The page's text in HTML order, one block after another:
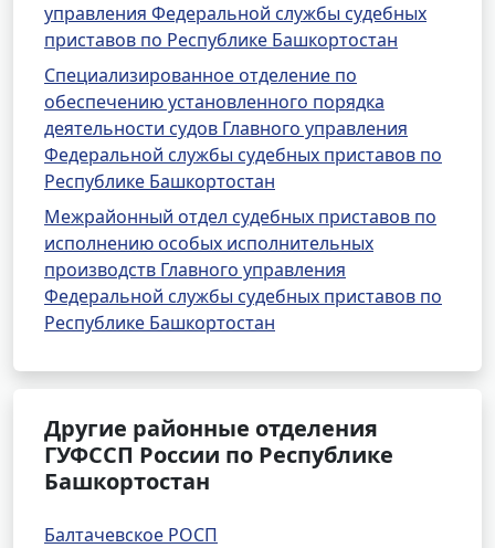
управления Федеральной службы судебных
приставов по Республике Башкортостан
Специализированное отделение по
обеспечению установленного порядка
деятельности судов Главного управления
Федеральной службы судебных приставов по
Республике Башкортостан
Межрайонный отдел судебных приставов по
исполнению особых исполнительных
производств Главного управления
Федеральной службы судебных приставов по
Республике Башкортостан
Другие районные отделения
ГУФССП России по Республике
Башкортостан
Балтачевское РОСП